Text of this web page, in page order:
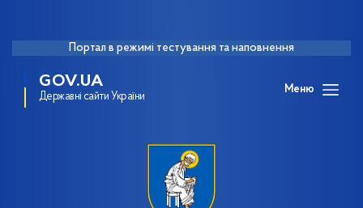
Портал в режимі тестування та наповнення
GOV.UA
Державні сайти України
Меню